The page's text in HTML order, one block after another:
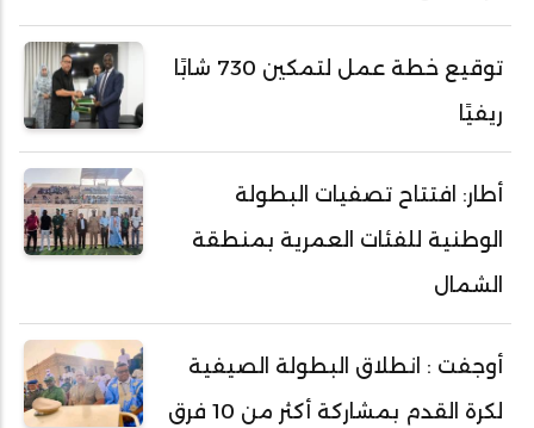
توقيع خطة عمل لتمكين 730 شابًا
ريفيًا
أطار: افتتاح تصفيات البطولة
الوطنية للفئات العمرية بمنطقة
الشمال
أوجفت : انطلاق البطولة الصيفية
لكرة القدم بمشاركة أكثر من 10 فرق